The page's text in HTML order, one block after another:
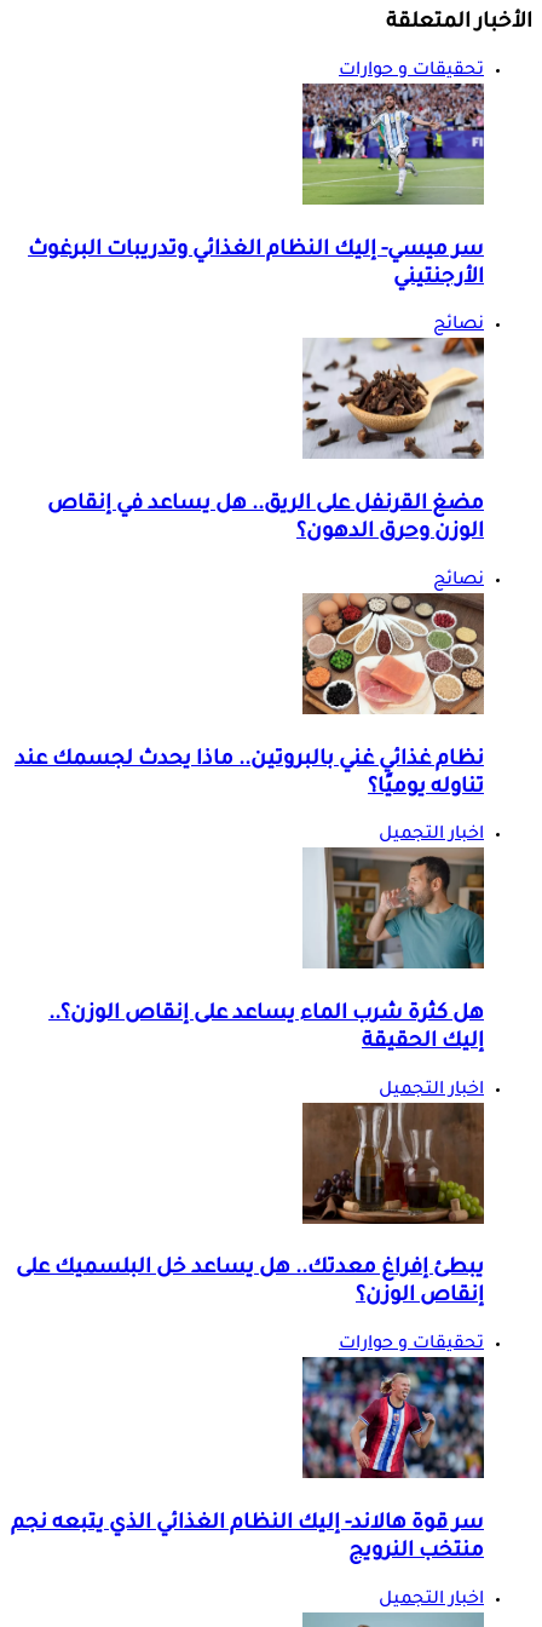
الأخبار المتعلقة
تحقيقات و حوارات
سر ميسي- إليك النظام الغذائي وتدريبات البرغوث
الأرجنتيني
نصائح
مضغ القرنفل على الريق.. هل يساعد في إنقاص
الوزن وحرق الدهون؟
نصائح
نظام غذائي غني بالبروتين.. ماذا يحدث لجسمك عند
تناوله يوميًا؟
اخبار التجميل
هل كثرة شرب الماء يساعد على إنقاص الوزن؟..
إليك الحقيقة
اخبار التجميل
يبطئ إفراغ معدتك.. هل يساعد خل البلسميك على
إنقاص الوزن؟
تحقيقات و حوارات
سر قوة هالاند- إليك النظام الغذائي الذي يتبعه نجم
منتخب النرويج
اخبار التجميل